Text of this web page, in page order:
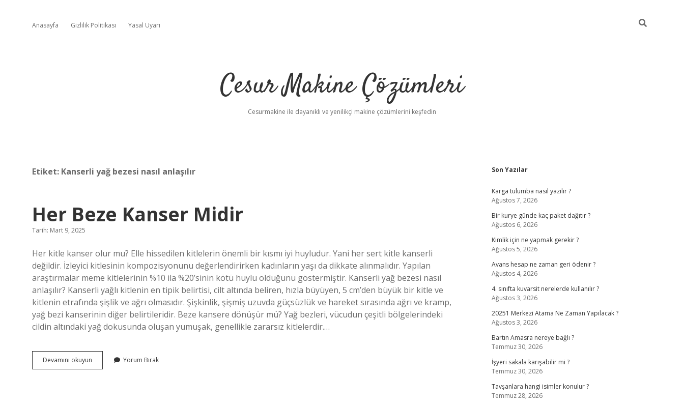
Anasayfa Gizlilik Politikası Yasal Uyarı
Cesur Makine Çözümleri
Cesurmakine ile dayanıklı ve yenilikçi makine çözümlerini keşfedin
Etiket: Kanserli yağ bezesi nasıl anlaşılır
Her Beze Kanser Midir
Tarih: Mart 9, 2025
Her kitle kanser olur mu? Elle hissedilen kitlelerin önemli bir kısmı iyi huyludur. Yani her sert kitle kanserli
değildir. İzleyici kitlesinin kompozisyonunu değerlendirirken kadınların yaşı da dikkate alınmalıdır. Yapılan
araştırmalar meme kitlelerinin %10 ila %20’sinin kötü huylu olduğunu göstermiştir. Kanserli yağ bezesi nasıl
anlaşılır? Kanserli yağlı kitlenin en tipik belirtisi, cilt altında beliren, hızla büyüyen, 5 cm’den büyük bir kitle ve
kitlenin etrafında şişlik ve ağrı olmasıdır. Şişkinlik, şişmiş uzuvda güçsüzlük ve hareket sırasında ağrı ve kramp,
yağ bezi kanserinin diğer belirtileridir. Beze kansere dönüşür mü? Yağ bezleri, vücudun çeşitli bölgelerindeki
cildin altındaki yağ dokusunda oluşan yumuşak, genellikle zararsız kitlelerdir.…
Devamını okuyun
Beze
Yorum Bırak
Sidebar
Son Yazılar
Karga tulumba nasıl yazılır ?
Ağustos 7, 2026
Bir kurye günde kaç paket dağıtır ?
Ağustos 6, 2026
Kimlik için ne yapmak gerekir ?
Ağustos 5, 2026
Avans hesap ne zaman geri ödenir ?
Ağustos 4, 2026
4. sınıfta kuvarsit nerelerde kullanılır ?
Ağustos 3, 2026
20251 Merkezi Atama Ne Zaman Yapılacak ?
Ağustos 3, 2026
Bartın Amasra nereye bağlı ?
Temmuz 30, 2026
İşyeri sakala karışabilir mi ?
Temmuz 30, 2026
Tavşanlara hangi isimler konulur ?
Temmuz 28, 2026